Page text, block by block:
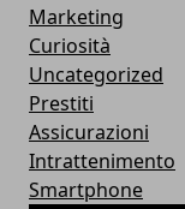
Marketing
Curiosità
Uncategorized
Prestiti
Assicurazioni
Intrattenimento
Smartphone